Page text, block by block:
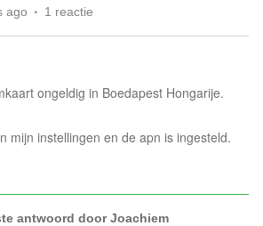
ago 1 reactie
ongeldig in Boedapest Hongarije.
mijn instellingen en de apn is ingesteld.
antwoord doorJoachiem